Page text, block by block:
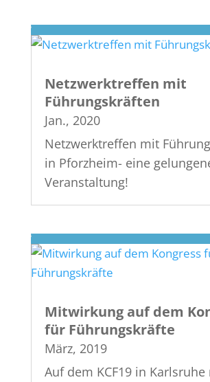
Netzwerktreffen mit
Führungskräften
Jan., 2020
Netzwerktreffen mit
in Pforzheim- eine
Veranstaltung!
Mitwirkung auf dem
für Führungskräfte
März, 2019
Auf dem KCF19 in